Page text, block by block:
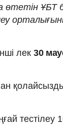
ҰБТ
лек30